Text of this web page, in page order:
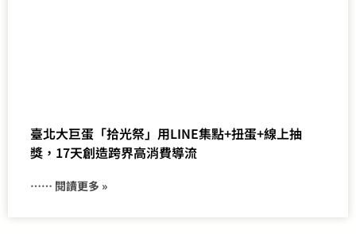
臺北大巨蛋「拾光祭」用LINE集點+扭蛋+線上抽
獎，17天創造跨界高消費導流
⋯⋯ 閱讀更多 »